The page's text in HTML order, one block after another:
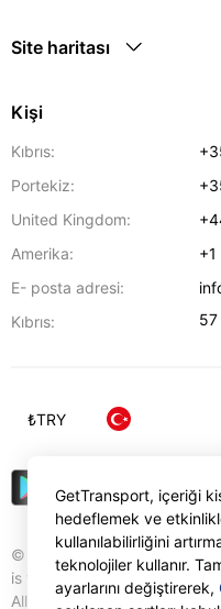
Site haritası
Kişi
Kıbrıs:
Portekiz:
United Kingdom:
Amerika:
E- posta adresi:
Kıbrıs:
57
© Gettransport International
is trademark of Gettransport
All rights reserved.
₺TRY
GetTransport, içeriği
hedeflemek ve
kullanılabilirliğini
teknolojiler kullanır.
ayarlarını değiştirerek,